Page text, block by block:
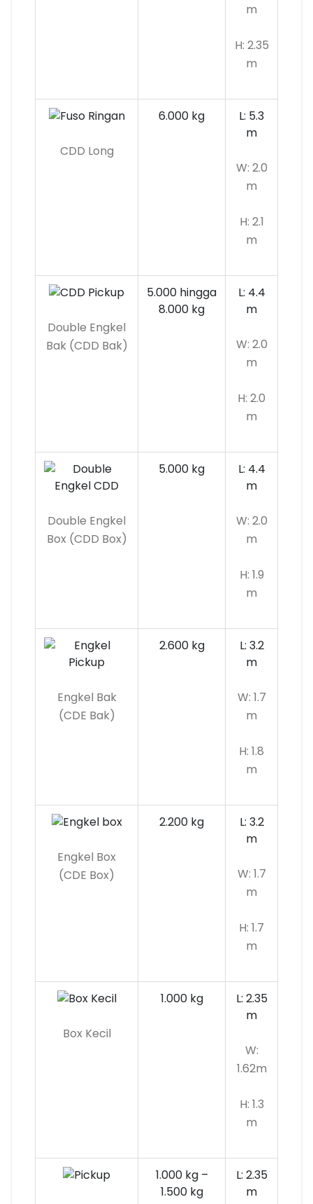
m
H: 2.35
m
CDD Long
6.000 kg
L: 5.3
m
W: 2.0
m
H: 2.1
m
Double Engkel
Bak (CDD Bak)
5.000 hingga
8.000 kg
L: 4.4
m
W: 2.0
m
H: 2.0
m
Double Engkel
Box (CDD Box)
5.000 kg
L: 4.4
m
W: 2.0
m
H: 1.9
m
Engkel Bak
(CDE Bak)
2.600 kg
L: 3.2
m
W: 1.7
m
H: 1.8
m
Engkel Box
(CDE Box)
2.200 kg
L: 3.2
m
W: 1.7
m
H: 1.7
m
Box Kecil
1.000 kg
L: 2.35
m
W:
1.62m
H: 1.3
m
1.000 kg –
1.500 kg
L: 2.35
m